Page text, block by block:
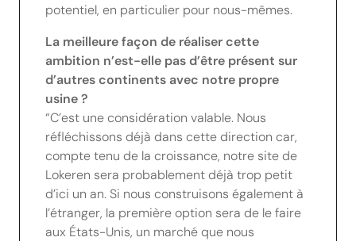
potentiel, en particulier pour nous-mêmes.
La meilleure façon de réaliser cette
ambition n’est-elle pas d’être présent sur
d’autres continents avec notre propre
usine ?
“C’est une considération valable. Nous
réfléchissons déjà dans cette direction car,
compte tenu de la croissance, notre site de
Lokeren sera probablement déjà trop petit
d’ici un an. Si nous construisons également à
l’étranger, la première option sera de le faire
aux États-Unis, un marché que nous